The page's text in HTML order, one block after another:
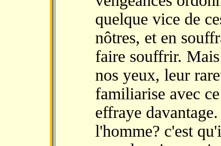
quelque vice de
nôtres, et en
faire souffrir.
nos yeux, leur
familiarise avec
effraye
l'homme? c'est